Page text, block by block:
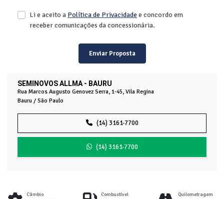
SEMINOVOS ALLMA - BAURU
Rua Marcos Augusto Genovez Serra, 1-45, Vila Regina
Bauru / São Paulo
(14) 3161-7700
(14) 3161-7700
Li e aceito a Política de Privacidadee concordo em
receber comunicações da concessionária.
Enviar Proposta
Câmbio Combustível Quilometragem